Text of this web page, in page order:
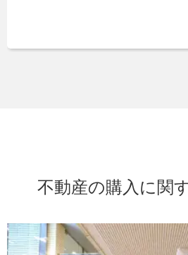
不動産の購入に関